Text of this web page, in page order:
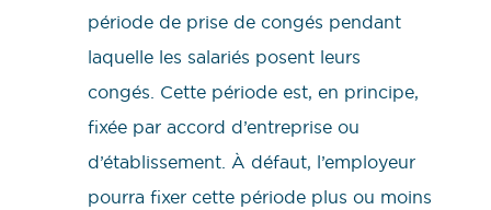
période de prise de congés pendant
laquelle les salariés posent leurs
congés. Cette période est, en principe,
fixée par accord d’entreprise ou
d’établissement. À défaut, l’employeur
pourra fixer cette période plus ou moins